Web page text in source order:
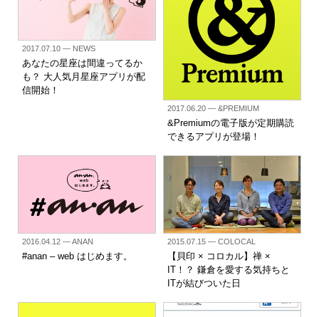
2017.07.10— NEWS
あなたの星座は間違ってるか
も？ 大人気月星座アプリが配
信開始！
2017.06.20— &PREMIUM
&Premiumの電子版が定期購読
できるアプリが登場！
2016.04.12— ANAN
#anan – web はじめます。
2015.07.15— COLOCAL
【貝印 × コロカル】禅 ×
IT！？ 鎌倉を愛する気持ちと
ITが結びついた日